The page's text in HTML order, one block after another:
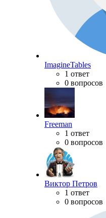
ImagineTables
1 ответ
0 вопросов
Freeman
1 ответ
0 вопросов
Виктор Петров
1 ответ
0 вопросов